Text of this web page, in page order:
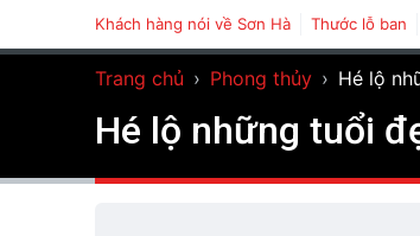
Khách hàng nói về Sơn Hà Thước lỗ ban
Trang chủ › Phong thủy › Hé lộ
Hé lộ những tuổi